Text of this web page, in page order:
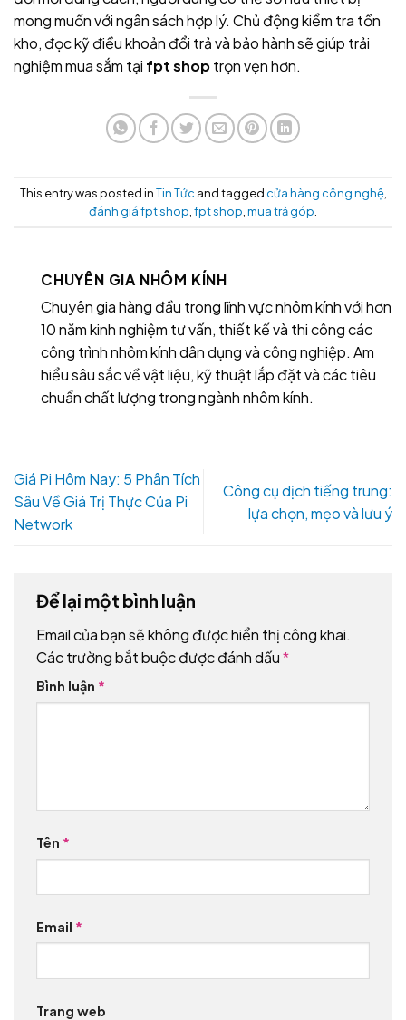
mong muốn với ngân sách hợp lý. Chủ động kiểm tra tồn
kho, đọc kỹ điều khoản đổi trả và bảo hành sẽ giúp trải
nghiệm mua sắm tại fpt shoptrọn vẹn hơn.
This entry was posted inTin Tức and tagged cửa hàng công nghệ,
đánh giá fpt shop fpt shop mua trả góp
CHUYÊN GIA NHÔM KÍNH
Chuyên gia hàng đầu trong lĩnh vực nhôm kính với hơn
10 năm kinh nghiệm tư vấn, thiết kế và thi công các
công trình nhôm kính dân dụng và công nghiệp. Am
hiểu sâu sắc về vật liệu, kỹ thuật lắp đặt và các tiêu
chuẩn chất lượng trong ngành nhôm kính.
Giá Pi Hôm Nay: 5 Phân Tích
Sâu Về Giá Trị Thực Của Pi
Network
Công cụ dịch tiếng trung:
lựa chọn, mẹo và lưu ý
Để lại một bình luận
Email của bạn sẽ không được hiển thị công khai.
Các trường bắt buộc được đánh dấu*
Bình luận *
Tên *
Email *
Trang web